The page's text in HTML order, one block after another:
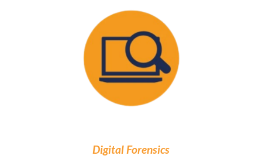
Digital Forensics